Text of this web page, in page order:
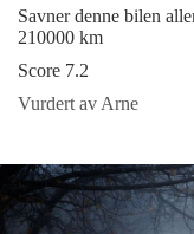
Savner denne bilen
210000 km
Score 7.2
Vurdert av Arne